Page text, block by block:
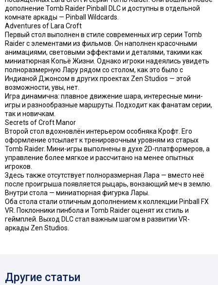
дополнение Tomb Raider Pinball DLC и доступны в отдельной
комнате аркады — Pinball Wildcards.
Adventures of Lara Croft
Первый стол выполнен в стиле современных игр серии Tomb
Raider с элементами из фильмов. Он наполнен красочными
анимациями, световыми эффектами и деталями, такими как
миниатюрная Копьё Жизни. Однако игроки надеялись увидеть
полноразмерную Лару рядом со столом, как это было с
Индианой Джонсом в других проектах Zen Studios — этой
возможности, увы, нет.
Игра динамична: плавное движение шара, интересные мини-
игры и разнообразные маршруты. Подходит как фанатам серии,
так и новичкам.
Secrets of Croft Manor
Второй стол вдохновлён интерьером особняка Крофт. Его
оформление отсылает к тренировочным уровням из старых
Tomb Raider. Мини-игры выполнены в духе 2D-платформеров, а
управление более мягкое и рассчитано на менее опытных
игроков.
Здесь также отсутствует полноразмерная Лара — вместо неё
после проигрыша появляется рыцарь, вонзающий меч в землю.
Внутри стола — миниатюрная фигурка Лары.
Оба стола стали отличным дополнением к коллекции Pinball FX
VR. Поклонники пинбола и Tomb Raider оценят их стиль и
геймплей. Выход DLC стал важным шагом в развитии VR-
аркады Zen Studios.
Другие статьи